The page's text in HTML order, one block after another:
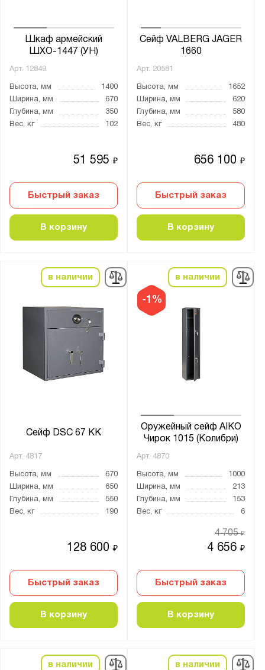
Шкаф армейский
ШХО-1447 (УН)
Арт. 12849
Высота, мм
1400
Ширина, мм
670
Глубина, мм
350
Вес, кг
102
51 595₽
Быстрый заказ
В корзину
Сейф VALBERG JAGER
1660
Арт. 20581
Высота, мм
1652
Ширина, мм
620
Глубина, мм
580
Вес, кг
480
656 100₽
Быстрый заказ
В корзину
в наличии
Сейф DSC 67 KK
Арт. 4817
Высота, мм
670
Ширина, мм
650
Глубина, мм
550
Вес, кг
190
128 600₽
Быстрый заказ
В корзину
-1%
в наличии
Оружейный сейф AIKO
Чирок 1015 (Колибри)
Арт. 4870
Высота, мм
1000
Ширина, мм
213
Глубина, мм
153
Вес, кг
6
4 656₽
4 705₽
Быстрый заказ
В корзину
в наличии в наличии